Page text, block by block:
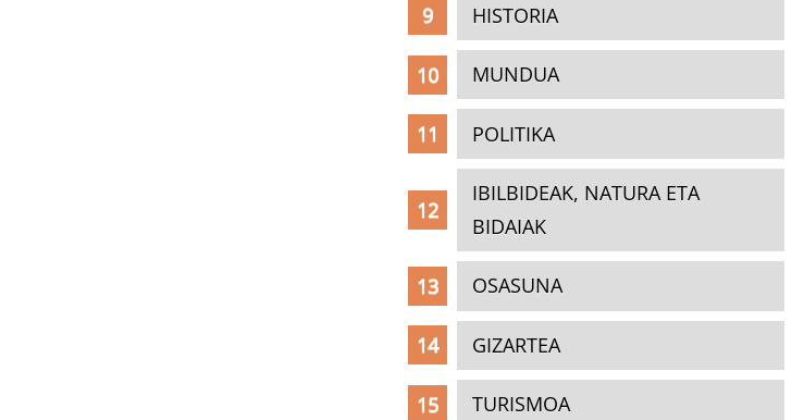
HISTORIA
MUNDUA
POLITIKA
IBILBIDEAK, NATURA ETA
BIDAIAK
OSASUNA
GIZARTEA
TURISMOA